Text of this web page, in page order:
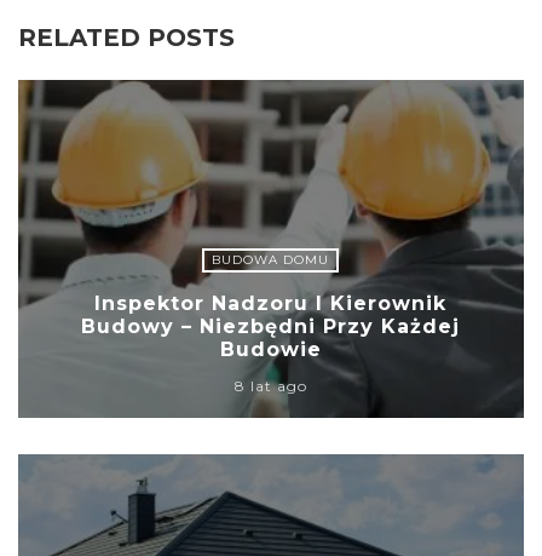
RELATED POSTS
BUDOWA DOMU
Inspektor Nadzoru I Kierownik
Budowy – Niezbędni Przy Każdej
Budowie
8 lat ago